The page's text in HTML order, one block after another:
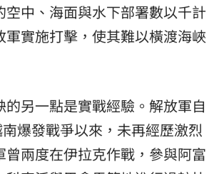
空中、海面與水下部署數以千計
軍實施打擊，使其難以橫渡海峽
的另一點是實戰經驗。解放軍自
爆發戰爭以來，未再經歷激烈
曾兩度在伊拉克作戰，參與阿富